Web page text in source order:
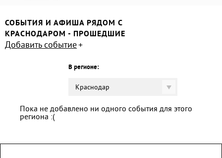
СОБЫТИЯ И АФИША РЯДОМ С
КРАСНОДАРОМ - ПРОШЕДШИЕ
Добавить событие
В регионе:
Краснодар
Пока не добавлено ни одного события для этого
региона :(